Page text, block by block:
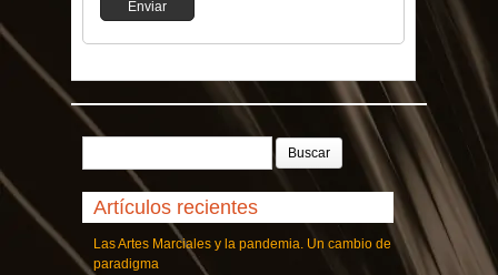
Buscar:
Artículos recientes
Las Artes Marciales y la pandemia. Un cambio de
paradigma